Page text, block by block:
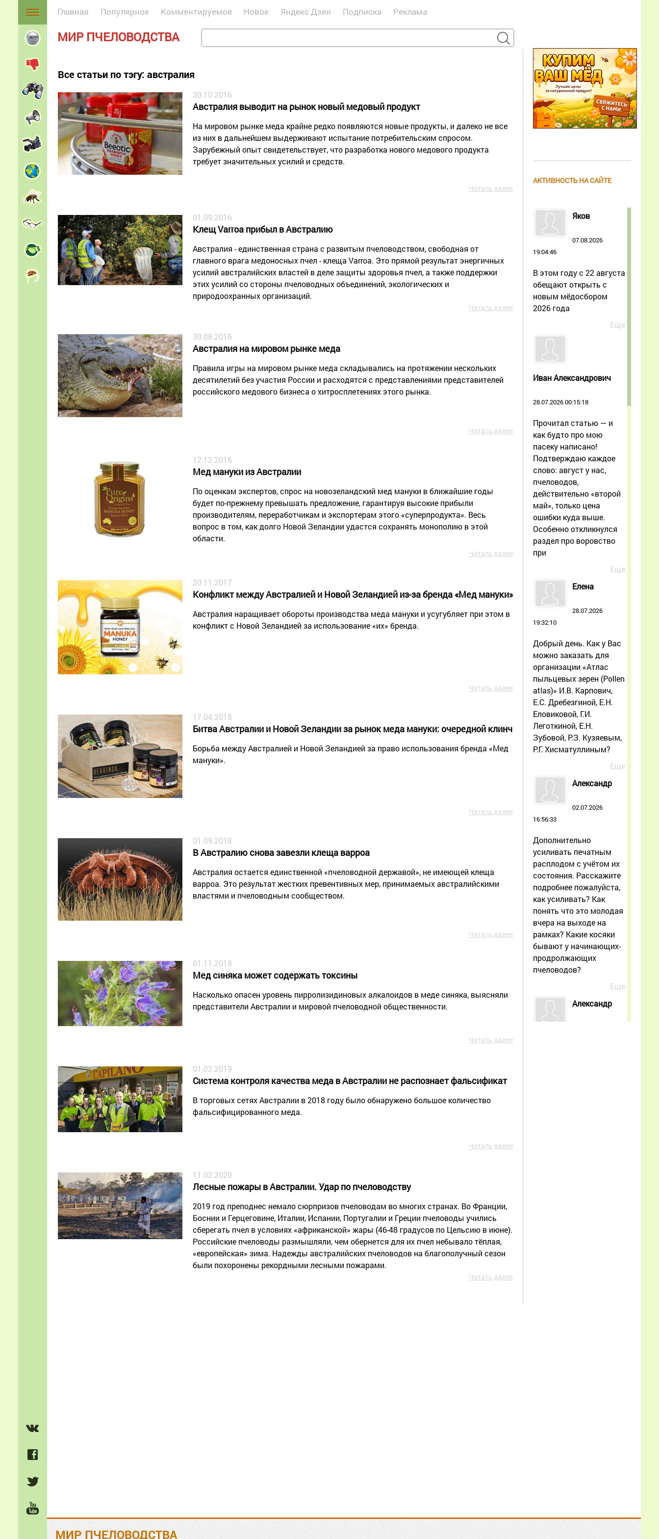
Главная Популярное Комментируемое Новое Яндекс Дзен Подписка Реклама
МИР ПЧЕЛОВОДСТВА
Все статьи по тэгу: австралия
30.10.2016
Австралия выводит на рынок новый медовый продукт
На мировом рынке меда крайне редко появляются новые продукты, и далеко не все
из них в дальнейшем выдерживают испытание потребительским спросом.
Зарубежный опыт свидетельствует, что разработка нового медового продукта
требует значительных усилий и средств.
Читать далее
01.09.2016
Клещ Varroa прибыл в Австралию
Австралия - единственная страна с развитым пчеловодством, свободная от
главного врага медоносных пчел - клеща Varroa. Это прямой результат энергичных
усилий австралийских властей в деле защиты здоровья пчел, а также поддержки
этих усилий со стороны пчеловодных объединений, экологических и
природоохранных организаций.
Читать далее
30.08.2016
Австралия на мировом рынке меда
Правила игры на мировом рынке меда складывались на протяжении нескольких
десятилетий без участия России и расходятся с представлениями представителей
российского медового бизнеса о хитросплетениях этого рынка.
Читать далее
12.12.2016
Мед мануки из Австралии
По оценкам экспертов, спрос на новозеландский мед мануки в ближайшие годы
будет по-прежнему превышать предложение, гарантируя высокие прибыли
производителям, переработчикам и экспортерам этого «суперпродукта». Весь
вопрос в том, как долго Новой Зеландии удастся сохранять монополию в этой
области.
Читать далее
20.11.2017
Конфликт между Австралией и Новой Зеландией из-за бренда «Мед мануки»
Австралия наращивает обороты производства меда мануки и усугубляет при этом в
конфликт с Новой Зеландией за использование «их» бренда.
Читать далее
17.04.2018
Битва Австралии и Новой Зеландии за рынок меда мануки: очередной клинч
Борьба между Австралией и Новой Зеландией за право использования бренда «Мед
мануки».
Читать далее
01.09.2018
В Австралию снова завезли клеща варроа
Австралия остается единственной «пчеловодной державой», не имеющей клеща
варроа. Это результат жестких превентивных мер, принимаемых австралийскими
властями и пчеловодным сообществом.
Читать далее
01.11.2018
Мед синяка может содержать токсины
Насколько опасен уровень пирролизидиновых алкалоидов в меде синяка, выясняли
представители Австралии и мировой пчеловодной общественности.
Читать далее
01.02.2019
Система контроля качества меда в Австралии не распознает фальсификат
В торговых сетях Австралии в 2018 году было обнаружено большое количество
фальсифицированного меда.
Читать далее
11.02.2020
Лесные пожары в Австралии. Удар по пчеловодству
2019 год преподнес немало сюрпризов пчеловодам во многих странах. Во Франции,
Боснии и Герцеговине, Италии, Испании, Португалии и Греции пчеловоды учились
сберегать пчел в условиях «африканской» жары (46-48 градусов по Цельсию в июне).
Российские пчеловоды размышляли, чем обернется для их пчел небывало тёплая,
«европейская» зима. Надежды австралийских пчеловодов на благополучный сезон
были похоронены рекордными лесными пожарами.
Читать далее
АКТИВНОСТЬ НА САЙТЕ
Яков
07.08.2026
19:04:46
В этом году с 22 августа
обещают открыть с
новым мёдосбором
2026 года
Еще
Иван Александрович
28.07.2026 00:15:18
Прочитал статью — и
как будто про мою
пасеку написано!
Подтверждаю каждое
слово: август у нас,
пчеловодов,
действительно «второй
май», только цена
ошибки куда выше.
Особенно откликнулся
раздел про воровство
при
Еще
Елена
28.07.2026
19:32:10
Добрый день. Как у Вас
можно заказать для
организации «Атлас
пыльцевых зерен (Pollen
atlas)» И.В. Карпович,
Е.С. Дребезгиной, Е.Н.
Еловиковой, Г.И.
Леготкиной, Е.Н.
Зубовой, Р.З. Кузяевым,
Р.Г. Хисматуллиным?
Еще
Александр
02.07.2026
16:56:33
Дополнительно
усиливать печатным
расплодом с учётом их
состояния. Расскажите
подробнее пожалуйста,
как усиливать? Как
понять что это молодая
вчера на выходе на
рамках? Какие косяки
бывают у начинающих-
продролжающих
пчеловодов?
Еще
Александр
МИР ПЧЕЛОВОДСТВА